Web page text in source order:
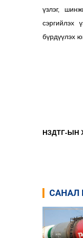
үзлэг,
сэргийлэх
бүрдүүлэх
НЗДТГ-ЫН
САНАЛ